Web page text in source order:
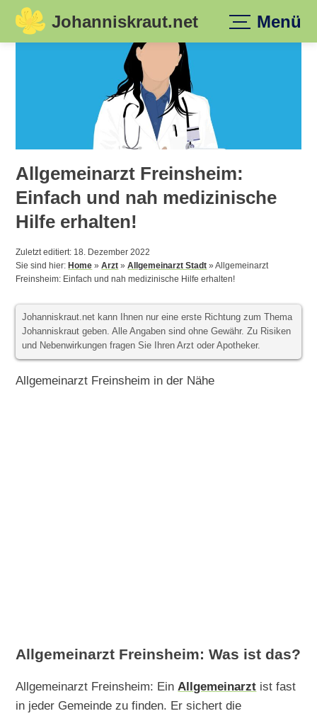
Skip
Johanniskraut.net Menü
Allgemeinarzt Freinsheim:
Einfach und nah medizinische
Hilfe erhalten!
Zuletzt editiert: 18. Dezember 2022
Sie sind hier:Home »Arzt »Allgemeinarzt Stadt »Allgemeinarzt
Freinsheim: Einfach und nah medizinische Hilfe erhalten!
Johanniskraut.net kann Ihnen nur eine erste Richtung zum Thema
Johanniskraut geben. Alle Angaben sind ohne Gewähr. Zu Risiken
und Nebenwirkungen fragen Sie Ihren Arzt oder Apotheker.
Allgemeinarzt Freinsheim in der Nähe
Allgemeinarzt Freinsheim: Was ist das?
Allgemeinarzt Freinsheim: Ein Allgemeinarzt ist fast
in jeder Gemeinde zu finden. Er sichert die